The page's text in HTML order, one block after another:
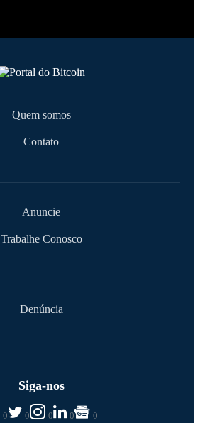
Quem somos
Contato
Anuncie
Trabalhe Conosco
Denúncia
Siga-nos
0 0 0 0 0